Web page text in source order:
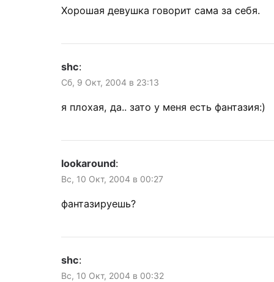
Хорошая девушка говорит сама за себя.
shc:
Сб, 9 Окт, 2004 в 23:13
я плохая, да.. зато у меня есть фантазия:)
lookaround:
Вс, 10 Окт, 2004 в 00:27
фантазируешь?
shc:
Вс, 10 Окт, 2004 в 00:32